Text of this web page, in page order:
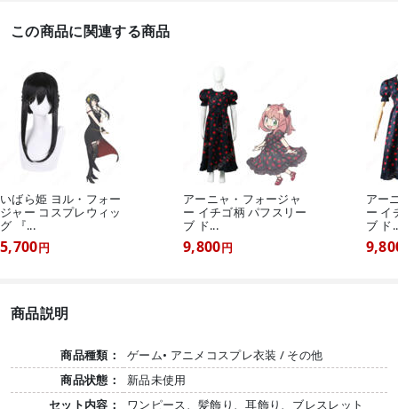
この商品に関連する商品
いばら姫 ヨル・フォー
ジャー コスプレウィッ
グ 『...
5,700円
アーニャ・フォージャ
ー イチゴ柄 パフスリー
ブ ド...
9,800円
アー
ー イ
ブ ド
商品説明
商品種類：
ゲーム• アニメコスプレ衣装 / その他
商品状態：
新品未使用
セット内容：
ワンピース、髪飾り、耳飾り、ブレスレット